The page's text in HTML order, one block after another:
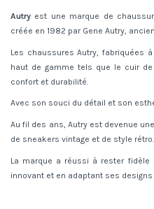
Autry est une marque de
créée en 1982 par Gene Autry,
Les chaussures Autry, fabriquées
haut de gamme tels que le cuir
confort et durabilité.
Avec son souci du détail et son
Au fil des ans, Autry est devenue
de sneakers vintage et de style rétro.
La marque a réussi à rester
innovant et en adaptant ses